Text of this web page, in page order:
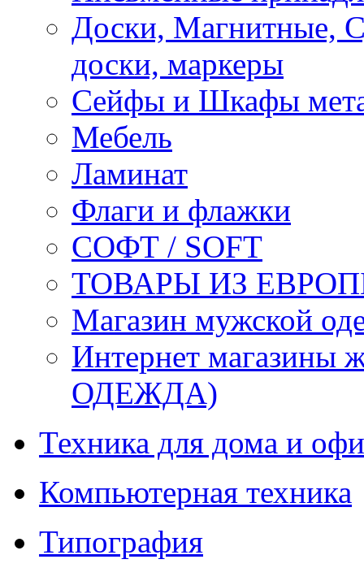
Доски, Магнитные,
доски, маркеры
Сейфы и Шкафы
Мебель
Ламинат
Флаги и флажки
СОФТ / SOFT
ТОВАРЫ ИЗ
Магазин мужской
Интернет
ОДЕЖДА)
Техника для дома и
Компьютерная техника
Типография